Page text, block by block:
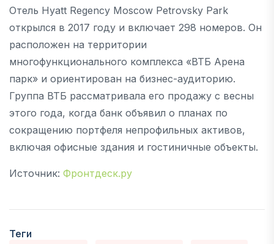
Отель Hyatt Regency Moscow Petrovsky Park
открылся в 2017 году и включает 298 номеров. Он
расположен на территории
многофункционального комплекса «ВТБ Арена
парк» и ориентирован на бизнес-аудиторию.
Группа ВТБ рассматривала его продажу с весны
этого года, когда банк объявил о планах по
сокращению портфеля непрофильных активов,
включая офисные здания и гостиничные объекты.
Источник: Фронтдеск.ру
Теги